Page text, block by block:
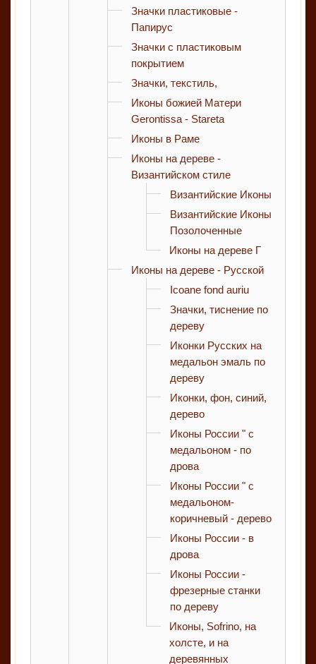
Значки пластиковые -
Папирус
Значки с пластиковым
покрытием
Значки, текстиль,
Иконы божией Матери
Gerontissa - Stareta
Иконы в Раме
Иконы на дереве -
Византийском стиле
Византийские Иконы
Византийские Иконы
Позолоченные
Иконы на дереве Г
Иконы на дереве - Русской
Icoane fond auriu
Значки, тиснение по
дереву
Иконки Русских на
медальон эмаль по
дереву
Иконки, фон, синий,
дерево
Иконы России " с
медальоном - по
дрова
Иконы России " с
медальоном-
коричневый - дерево
Иконы России - в
дрова
Иконы России -
фрезерные станки
по дереву
Иконы, Sofrino, на
холсте, и на
деревянных